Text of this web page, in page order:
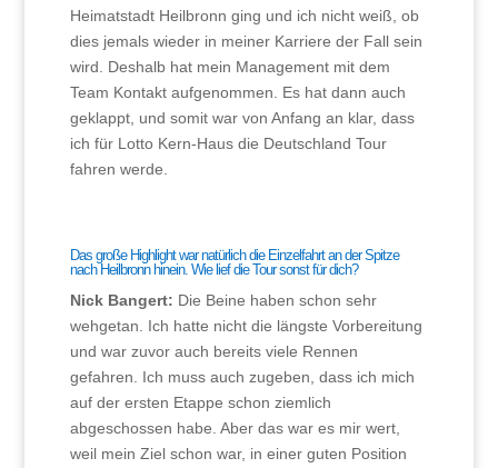
Heimatstadt Heilbronn ging und ich nicht weiß, ob
dies jemals wieder in meiner Karriere der Fall sein
wird. Deshalb hat mein Management mit dem
Team Kontakt aufgenommen. Es hat dann auch
geklappt, und somit war von Anfang an klar, dass
ich für Lotto Kern-Haus die Deutschland Tour
fahren werde.
Das große Highlight war natürlich die Einzelfahrt an der Spitze
nach Heilbronn hinein. Wie lief die Tour sonst für dich?
Nick Bangert: Die Beine haben schon sehr
wehgetan. Ich hatte nicht die längste Vorbereitung
und war zuvor auch bereits viele Rennen
gefahren. Ich muss auch zugeben, dass ich mich
auf der ersten Etappe schon ziemlich
abgeschossen habe. Aber das war es mir wert,
weil mein Ziel schon war, in einer guten Position